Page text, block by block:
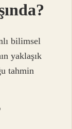
bilimsel
yaklaşık
tahmin